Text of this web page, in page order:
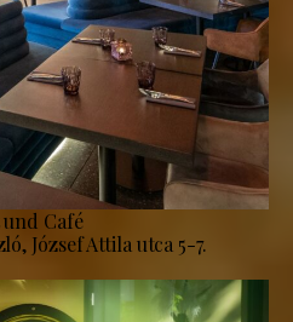
Café
József Attila utca 5-7.